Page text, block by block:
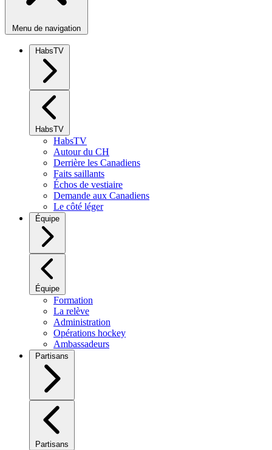
Menu de navigation
HabsTV
HabsTV
HabsTV
Autour du CH
Derrière les Canadiens
Faits saillants
Échos de vestiaire
Demande aux Canadiens
Le côté léger
Équipe
Équipe
Formation
La relève
Administration
Opérations hockey
Ambassadeurs
Partisans
Partisans